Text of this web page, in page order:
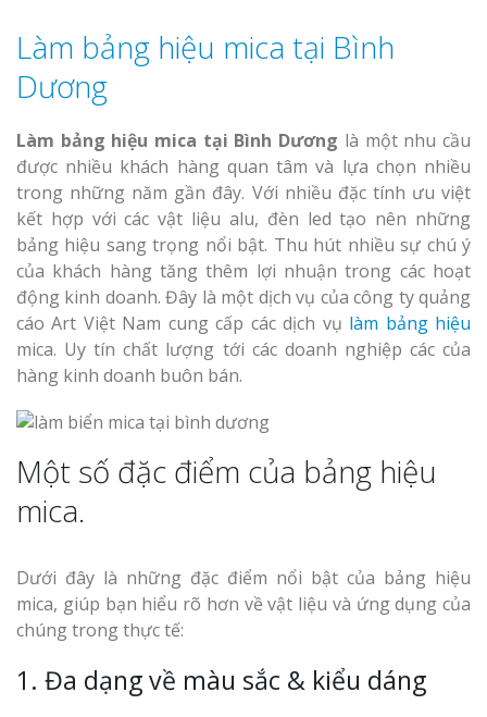
Làm bảng hiệu mica tại Bình
Dương
Làm bảng hiệu mica tại Bình Dương là một nhu cầu
được nhiều khách hàng quan tâm và lựa chọn nhiều
trong những năm gần đây. Với nhiều đặc tính ưu việt
kết hợp với các vật liệu alu, đèn led tạo nên những
bảng hiệu sang trọng nổi bật. Thu hút nhiều sự chú ý
của khách hàng tăng thêm lợi nhuận trong các hoạt
động kinh doanh. Đây là một dịch vụ của công ty quảng
cáo Art Việt Nam cung cấp các dịch vụ làm bảng hiệu
mica. Uy tín chất lượng tới các doanh nghiệp các của
hàng kinh doanh buôn bán.
Một số đặc điểm của bảng hiệu
mica.
Dưới đây là những đặc điểm nổi bật của bảng hiệu
mica, giúp bạn hiểu rõ hơn về vật liệu và ứng dụng của
chúng trong thực tế:
1. Đa dạng về màu sắc & kiểu dáng